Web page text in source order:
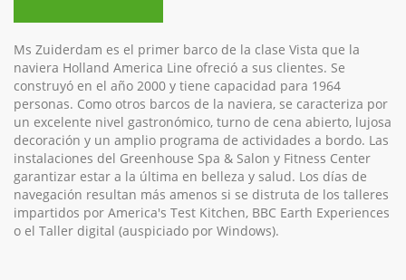
Ms Zuiderdam es el primer barco de la clase Vista que la
naviera Holland America Line ofreció a sus clientes. Se
construyó en el año 2000 y tiene capacidad para 1964
personas. Como otros barcos de la naviera, se caracteriza por
un excelente nivel gastronómico, turno de cena abierto, lujosa
decoración y un amplio programa de actividades a bordo. Las
instalaciones del Greenhouse Spa & Salon y Fitness Center
garantizar estar a la última en belleza y salud. Los días de
navegación resultan más amenos si se distruta de los talleres
impartidos por America's Test Kitchen, BBC Earth Experiences
o el Taller digital (auspiciado por Windows).